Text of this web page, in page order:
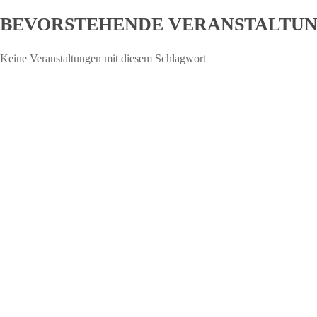
BEVORSTEHENDE
Keine Veranstaltungen mit diesem Schlagwort